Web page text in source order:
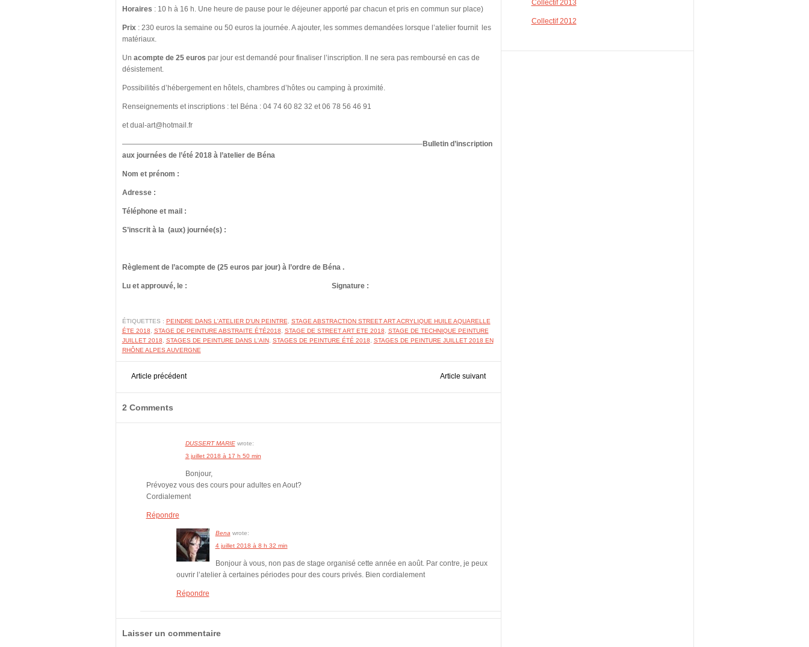
Collectif 2013
Collectif 2012
Horaires : 10 h à 16 h. Une heure de pause pour le déjeuner apporté par chacun et pris en commun sur place)
Prix : 230 euros la semaine ou 50 euros la journée. A ajouter, les sommes demandées lorsque l’atelier fournit les
matériaux.
Un acompte de 25 euros par jour est demandé pour finaliser l’inscription. Il ne sera pas remboursé en cas de
désistement.
Possibilités d’hébergement en hôtels, chambres d’hôtes ou camping à proximité.
Renseignements et inscriptions : tel Béna : 04 74 60 82 32 et 06 78 56 46 91
et dual-art@hotmail.fr
—————————————————————————————————————————–Bulletin d’inscription
aux journées de l’été 2018 à l’atelier de Béna
Nom et prénom :
Adresse :
Téléphone et mail :
S’inscrit à la (aux) journée(s) :
Règlement de l’acompte de (25 euros par jour) à l’ordre de Béna .
Lu et approuvé, le : Signature :
ÉTIQUETTES : PEINDRE DANS L'ATELIER D'UN PEINTRE, STAGE ABSTRACTION STREET ART ACRYLIQUE HUILE AQUARELLE
ÉTE 2018, STAGE DE PEINTURE ABSTRAITE ÉTÉ2018, STAGE DE STREET ART ETE 2018, STAGE DE TECHNIQUE PEINTURE
JUILLET 2018, STAGES DE PEINTURE DANS L'AIN, STAGES DE PEINTURE ÉTÉ 2018, STAGES DE PEINTURE JUILLET 2018 EN
RHÔNE ALPES AUVERGNE
Article précédent Article suivant
2 Comments
DUSSERT MARIE wrote:
3 juillet 2018 à 17 h 50 min
Bonjour,
Prévoyez vous des cours pour adultes en Aout?
Cordialement
Répondre
Bena wrote:
4 juillet 2018 à 8 h 32 min
Bonjour à vous, non pas de stage organisé cette année en août. Par contre, je peux
ouvrir l’atelier à certaines périodes pour des cours privés. Bien cordialement
Répondre
Laisser un commentaire